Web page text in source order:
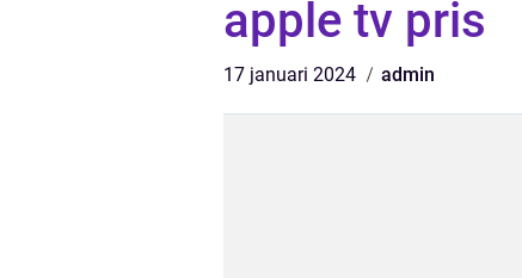
apple tv pris
17 januari 2024 admin